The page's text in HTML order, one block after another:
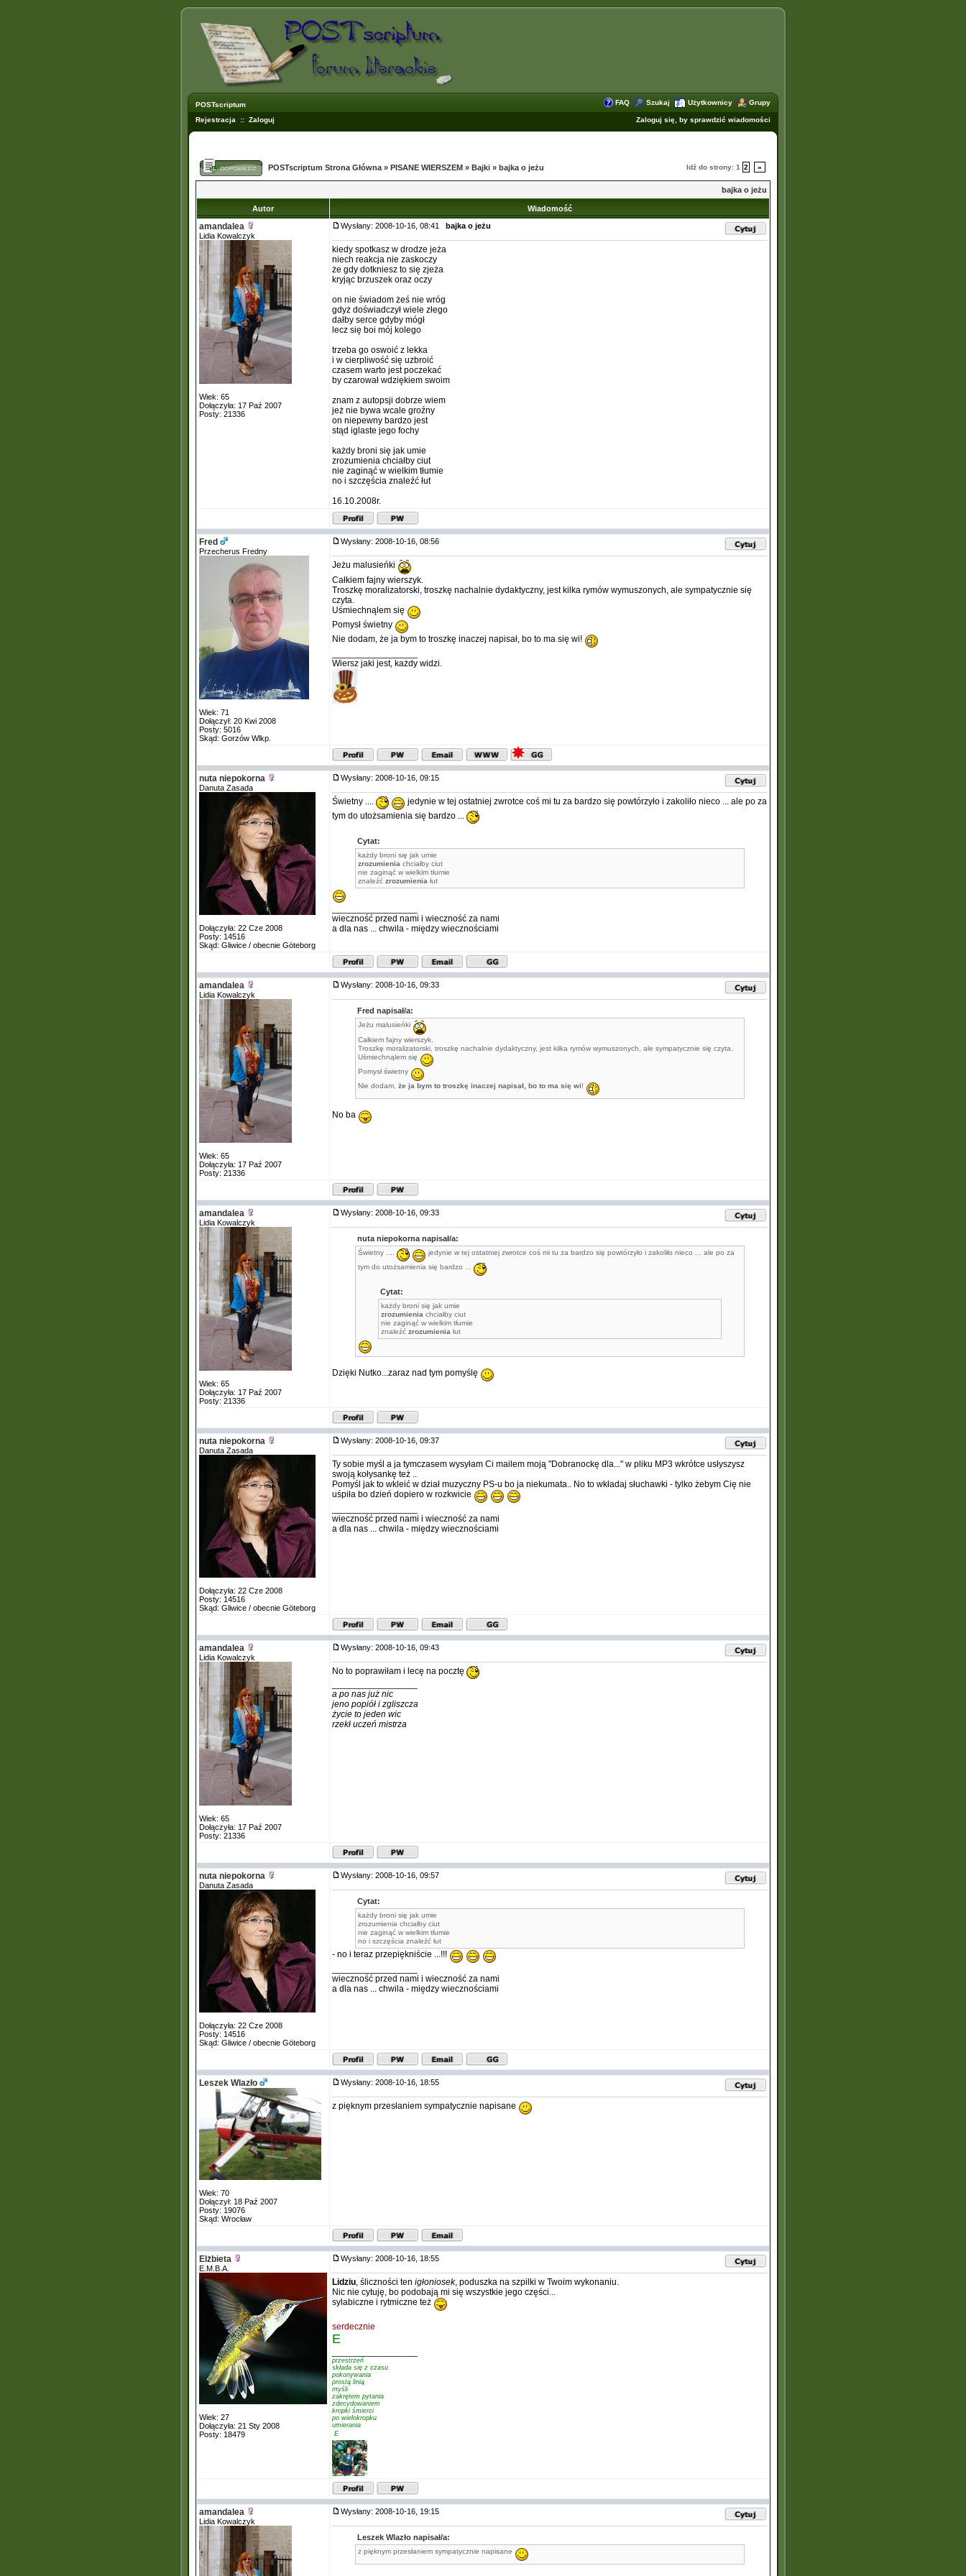
POSTscriptum FAQ Szukaj Użytkownicy Grupy
Rejestracja :: Zaloguj Zaloguj się, by sprawdzić wiadomości
POSTscriptum Strona Główna » PISANE WIERSZEM » Bajki » bajka o jeżu Idź do strony: 1 2 »
bajka o jeżu
Autor Wiadomość
amandalea
Lidia Kowalczyk
Wiek: 65
Dołączyła: 17 Paź 2007
Posty: 21336
Wysłany: 2008-10-16, 08:41 bajka o jeżu
kiedy spotkasz w drodze jeża
niech reakcja nie zaskoczy
że gdy dotkniesz to się zjeża
kryjąc brzuszek oraz oczy
on nie świadom żeś nie wróg
gdyż doświadczył wiele złego
dałby serce gdyby mógł
lecz się boi mój kolego
trzeba go oswoić z lekka
i w cierpliwość się uzbroić
czasem warto jest poczekać
by czarował wdziękiem swoim
znam z autopsji dobrze wiem
jeż nie bywa wcale groźny
on niepewny bardzo jest
stąd iglaste jego fochy
każdy broni się jak umie
zrozumienia chciałby ciut
nie zaginąć w wielkim tłumie
no i szczęścia znaleźć łut
16.10.2008r.
Fred
Przecherus Fredny
Wiek: 71
Dołączył: 20 Kwi 2008
Posty: 5016
Skąd: Gorzów Wlkp.
Wysłany: 2008-10-16, 08:56
Jeżu malusieńki
Całkiem fajny wierszyk.
Troszkę moralizatorski, troszkę nachalnie dydaktyczny, jest kilka rymów wymuszonych, ale sympatycznie się
czyta.
Uśmiechnąlem się
Pomysł świetny
Nie dodam, że ja bym to troszkę inaczej napisał, bo to ma się wi!
Wiersz jaki jest, każdy widzi.
nuta niepokorna
Danuta Zasada
Dołączyła: 22 Cze 2008
Posty: 14516
Skąd: Gliwice / obecnie Göteborg
Wysłany: 2008-10-16, 09:15
Świetny ....
jedynie w tej ostatniej zwrotce coś mi tu za bardzo się powtórzyło i zakoliło nieco ... ale po za
tym do utożsamienia się bardzo ...
Cytat:
każdy broni się jak umie
zrozumienia chciałby ciut
nie zaginąć w wielkim tłumie
znaleźć zrozumienia łut
wieczność przed nami i wieczność za nami
a dla nas ... chwila - między wiecznościami
amandalea
Lidia Kowalczyk
Wiek: 65
Dołączyła: 17 Paź 2007
Posty: 21336
Wysłany: 2008-10-16, 09:33
Fred napisał/a:
Jeżu malusieńki
Całkiem fajny wierszyk.
Troszkę moralizatorski, troszkę nachalnie dydaktyczny, jest kilka rymów wymuszonych, ale sympatycznie się czyta.
Uśmiechnąlem się
Pomysł świetny
Nie dodam, że ja bym to troszkę inaczej napisał, bo to ma się wi!
No ba
amandalea
Lidia Kowalczyk
Wiek: 65
Dołączyła: 17 Paź 2007
Posty: 21336
Wysłany: 2008-10-16, 09:33
nuta niepokorna napisał/a:
Świetny ....
jedynie w tej ostatniej zwrotce coś mi tu za bardzo się powtórzyło i zakoliło nieco ... ale po za
tym do utożsamienia się bardzo ...
Cytat:
każdy broni się jak umie
zrozumienia chciałby ciut
nie zaginąć w wielkim tłumie
znaleźć zrozumienia łut
Dzięki Nutko...zaraz nad tym pomyślę
nuta niepokorna
Danuta Zasada
Dołączyła: 22 Cze 2008
Posty: 14516
Skąd: Gliwice / obecnie Göteborg
Wysłany: 2008-10-16, 09:37
Ty sobie myśl a ja tymczasem wysyłam Ci mailem moją "Dobranockę dla..." w pliku MP3 wkrótce usłyszysz
swoją kołysankę też ..
Pomyśl jak to wkleić w dział muzyczny PS-u bo ja niekumata.. No to wkładaj słuchawki - tylko żebym Cię nie
uśpiła bo dzień dopiero w rozkwicie
wieczność przed nami i wieczność za nami
a dla nas ... chwila - między wiecznościami
amandalea
Lidia Kowalczyk
Wiek: 65
Dołączyła: 17 Paź 2007
Posty: 21336
Wysłany: 2008-10-16, 09:43
No to poprawiłam i lecę na pocztę
a po nas już nic
jeno popiół i zgliszcza
życie to jeden wic
rzekł uczeń mistrza
nuta niepokorna
Danuta Zasada
Dołączyła: 22 Cze 2008
Posty: 14516
Skąd: Gliwice / obecnie Göteborg
Wysłany: 2008-10-16, 09:57
Cytat:
każdy broni się jak umie
zrozumienia chciałby ciut
nie zaginąć w wielkim tłumie
no i szczęścia znaleźć łut
- no i teraz przepiękniście ...!!!
wieczność przed nami i wieczność za nami
a dla nas ... chwila - między wiecznościami
Leszek Wlazło
Wiek: 70
Dołączył: 18 Paź 2007
Posty: 19076
Skąd: Wrocław
Wysłany: 2008-10-16, 18:55
z pięknym przesłaniem sympatycznie napisane
Elżbieta
E.M.B.A.
Wiek: 27
Dołączyła: 21 Sty 2008
Posty: 18479
Wysłany: 2008-10-16, 18:55
Lidziu, śliczności ten igłoniosek, poduszka na szpilki w Twoim wykonaniu.
Nic nie cytuję, bo podobają mi się wszystkie jego części...
sylabiczne i rytmiczne też
serdecznie
E
przestrzeń
składa się z czasu
pokonywania
prostą linią
myśli
zakrętem pytania
zdecydowaniem
kropki śmierci
po wielokropku
umierania
 E
amandalea
Lidia Kowalczyk
Wysłany: 2008-10-16, 19:15
Leszek Wlazło napisał/a:
z pięknym przesłaniem sympatycznie napisane